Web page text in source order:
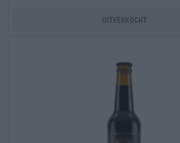
Uitverkocht